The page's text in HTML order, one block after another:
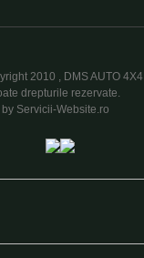
2010 , DMS AUTO 4X4
drepturile rezervate.
by Servicii-Website.ro